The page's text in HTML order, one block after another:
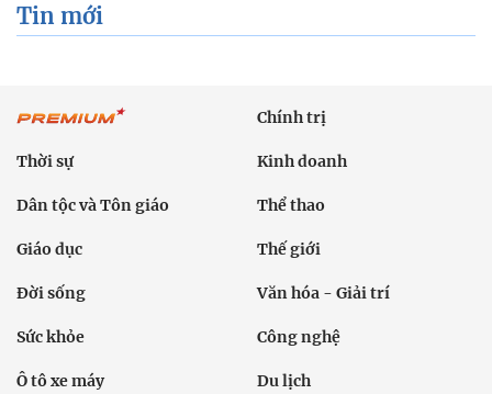
Tin mới
Chính trị
Thời sự Kinh doanh
Dân tộc và Tôn giáo Thể thao
Giáo dục Thế giới
Đời sống Văn hóa - Giải trí
Sức khỏe Công nghệ
Ô tô xe máy Du lịch